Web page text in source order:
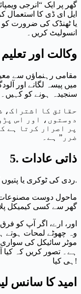
گھر پر ایک “انرجی
ایل ای ڈی کا
یا ٹھنڈک کی ضرورت کو
انسولیٹ کریں۔
وکالت اور تعلیم
مقامی رہنماؤں سے
میں پیسہ لگانے اور
سنجیدہ ہونے کو کہیں۔
حقائق کا اشتراک،
دوستوں، اور اس
پر اصرار کرتا ہے
ضرر” ہے۔
5. ذاتی عادات
ردی کی ٹوکری یا پتیوں کو نہ جلائیں؛ اس کے بجائے کھاد.
ماحول دوست مصنوعات
گھر سے کسی کیمیکل
اور، ارے، اگر آپ کو
وہ چھوٹے لمحات ہوتے
موٹر سائیکل کی
ہے۔ تصور کریں کہ
ہی کیا!
امید کا سانس